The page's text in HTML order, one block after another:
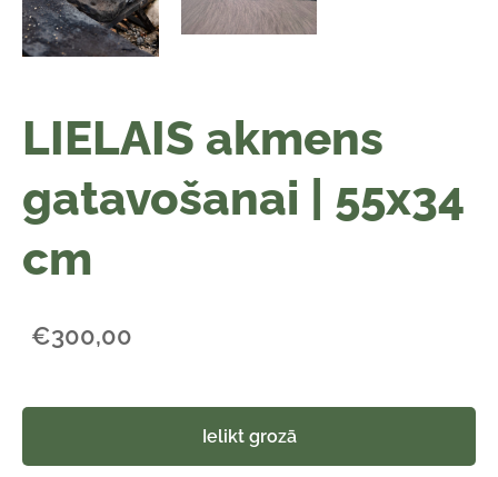
LIELAIS akmens
gatavošanai | 55x34
cm
€300,00
Ielikt grozā